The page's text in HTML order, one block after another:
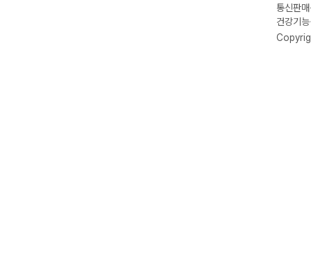
통신판
건강기